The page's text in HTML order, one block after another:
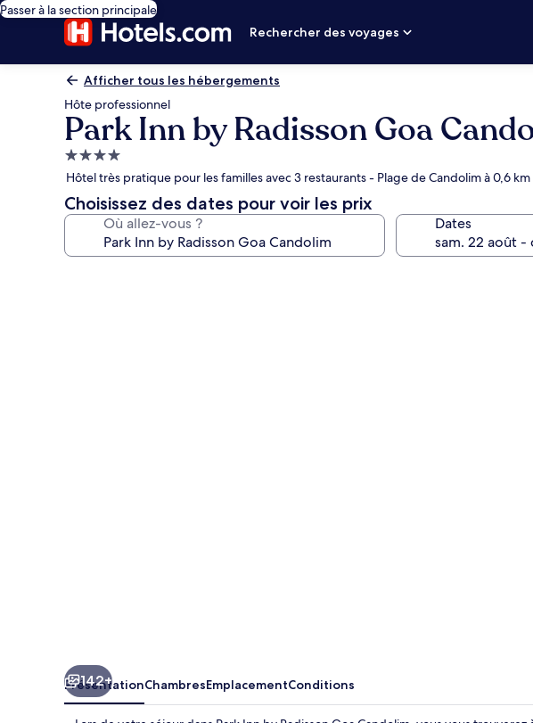
Passer à la section principale
Rechercher des voyages
Afficher tous les hébergements
Hôte professionnel
Park Inn by Radisson Goa
Hébergement
4.0 étoiles
Hôtel très pratique pour les familles avec 3 restaurants - Plage de Candolim à 0,6 km
Choisissez des dates pour voir les prix
Où allez-vous ? Dates
142+
PrésentationChambresEmplacementConditions